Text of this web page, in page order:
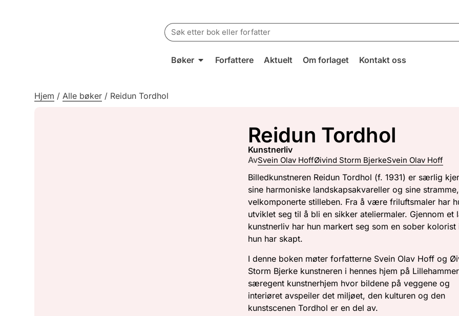
Search
for:
Bøker Forfattere Aktuelt Om forlaget Kontakt oss
Hjem /Alle bøker / Reidun Tordhol
Reidun Tordhol
kunstnerliv
AvSvein Olav HoffØivind Storm BjerkeSvein Olav Hoff
Billedkunstneren Reidun Tordhol (f. 1931) er særlig
sine harmoniske landskapsakvareller og sine stramme,
velkomponerte stilleben. Fra å være friluftsmaler har
utviklet seg til å bli en sikker ateliermaler. Gjennom et
kunstnerliv har hun markert seg som en sober kolorist
hun har skapt.
I denne boken møter forfatterne Svein Olav Hoff og
Storm Bjerke kunstneren i hennes hjem på
særegent kunstnerhjem hvor bildene på veggene og
interiøret avspeiler det miljøet, den kulturen og den
kunstscenen Tordhol er en del av.